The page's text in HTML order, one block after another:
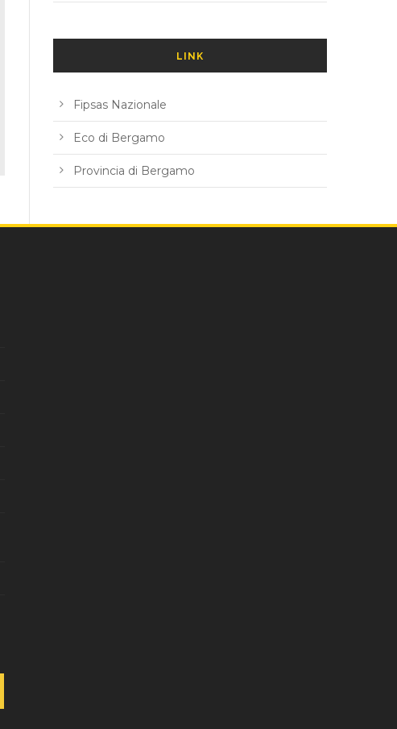
LINK
Fipsas Nazionale
Eco di Bergamo
Provincia di Bergamo